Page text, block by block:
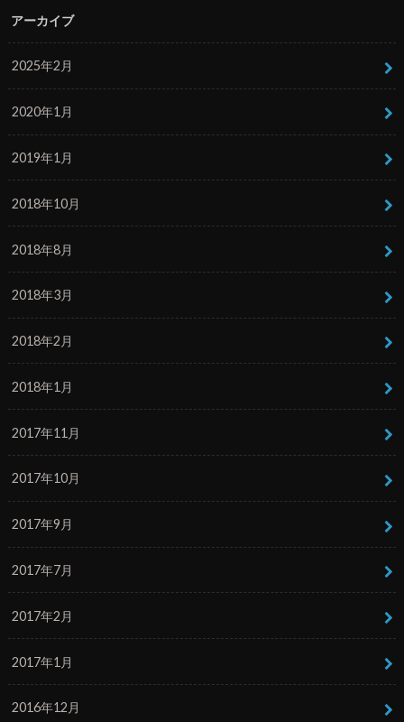
アーカイブ
2025年2月
2020年1月
2019年1月
2018年10月
2018年8月
2018年3月
2018年2月
2018年1月
2017年11月
2017年10月
2017年9月
2017年7月
2017年2月
2017年1月
2016年12月